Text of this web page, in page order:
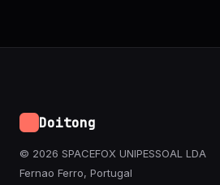
Doitong
© 2026 SPACEFOX UNIPESSOAL LDA
Fernao Ferro, Portugal